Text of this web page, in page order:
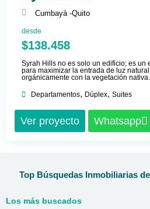
Cumbayá -Quito
desde
$138.458
Syrah Hills no es solo un edificio; es un
para maximizar la entrada de luz
orgánicamente con la vegetación nativa.
Departamentos, Dúplex, Suites
Ver proyecto Whatsapp
Top Búsquedas Inmobiliarias
Los más buscados